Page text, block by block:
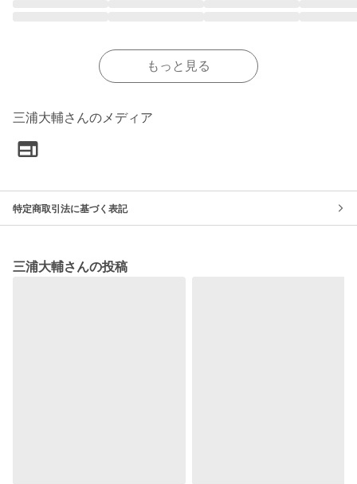
もっと見る
三浦大輔さんのメディア
特定商取引法に基づく表記
三浦大輔さんの投稿